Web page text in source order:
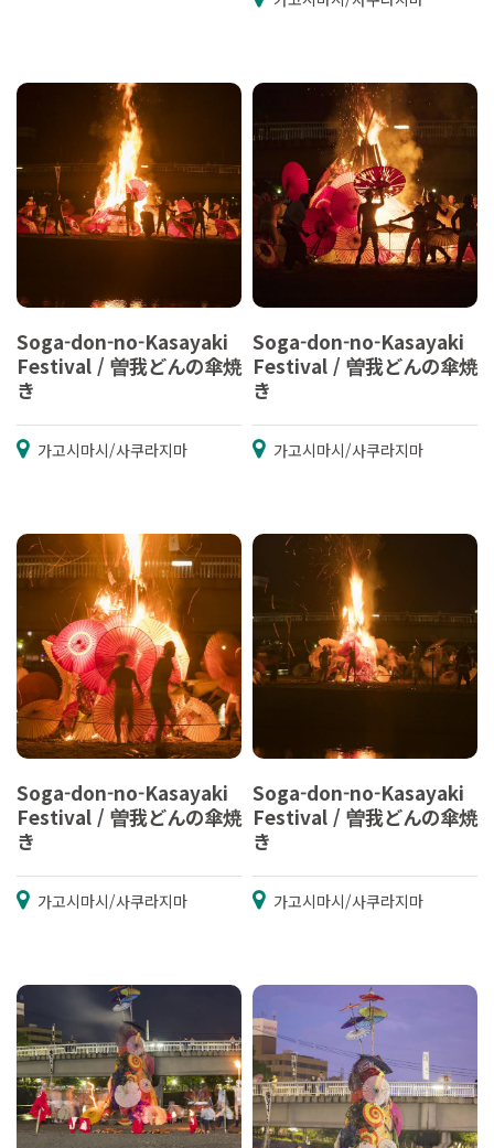
Soga-don-no-Kasayaki
Festival / 曽我どんの傘焼
き
가고시마시/사쿠라지마
Soga-don-no-Kasayaki
Festival / 曽我どんの傘焼
き
가고시마시/사쿠라지마
Soga-don-no-Kasayaki
Festival / 曽我どんの傘焼
き
가고시마시/사쿠라지마
Soga-don-no-Kasayaki
Festival / 曽我どんの傘焼
き
가고시마시/사쿠라지마